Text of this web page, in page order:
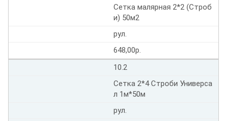
Сетка малярная 2*2 (Строб
и) 50м2
рул.
648,00р.
10.2
Сетка 2*4 Строби Универса
л 1м*50м
рул.